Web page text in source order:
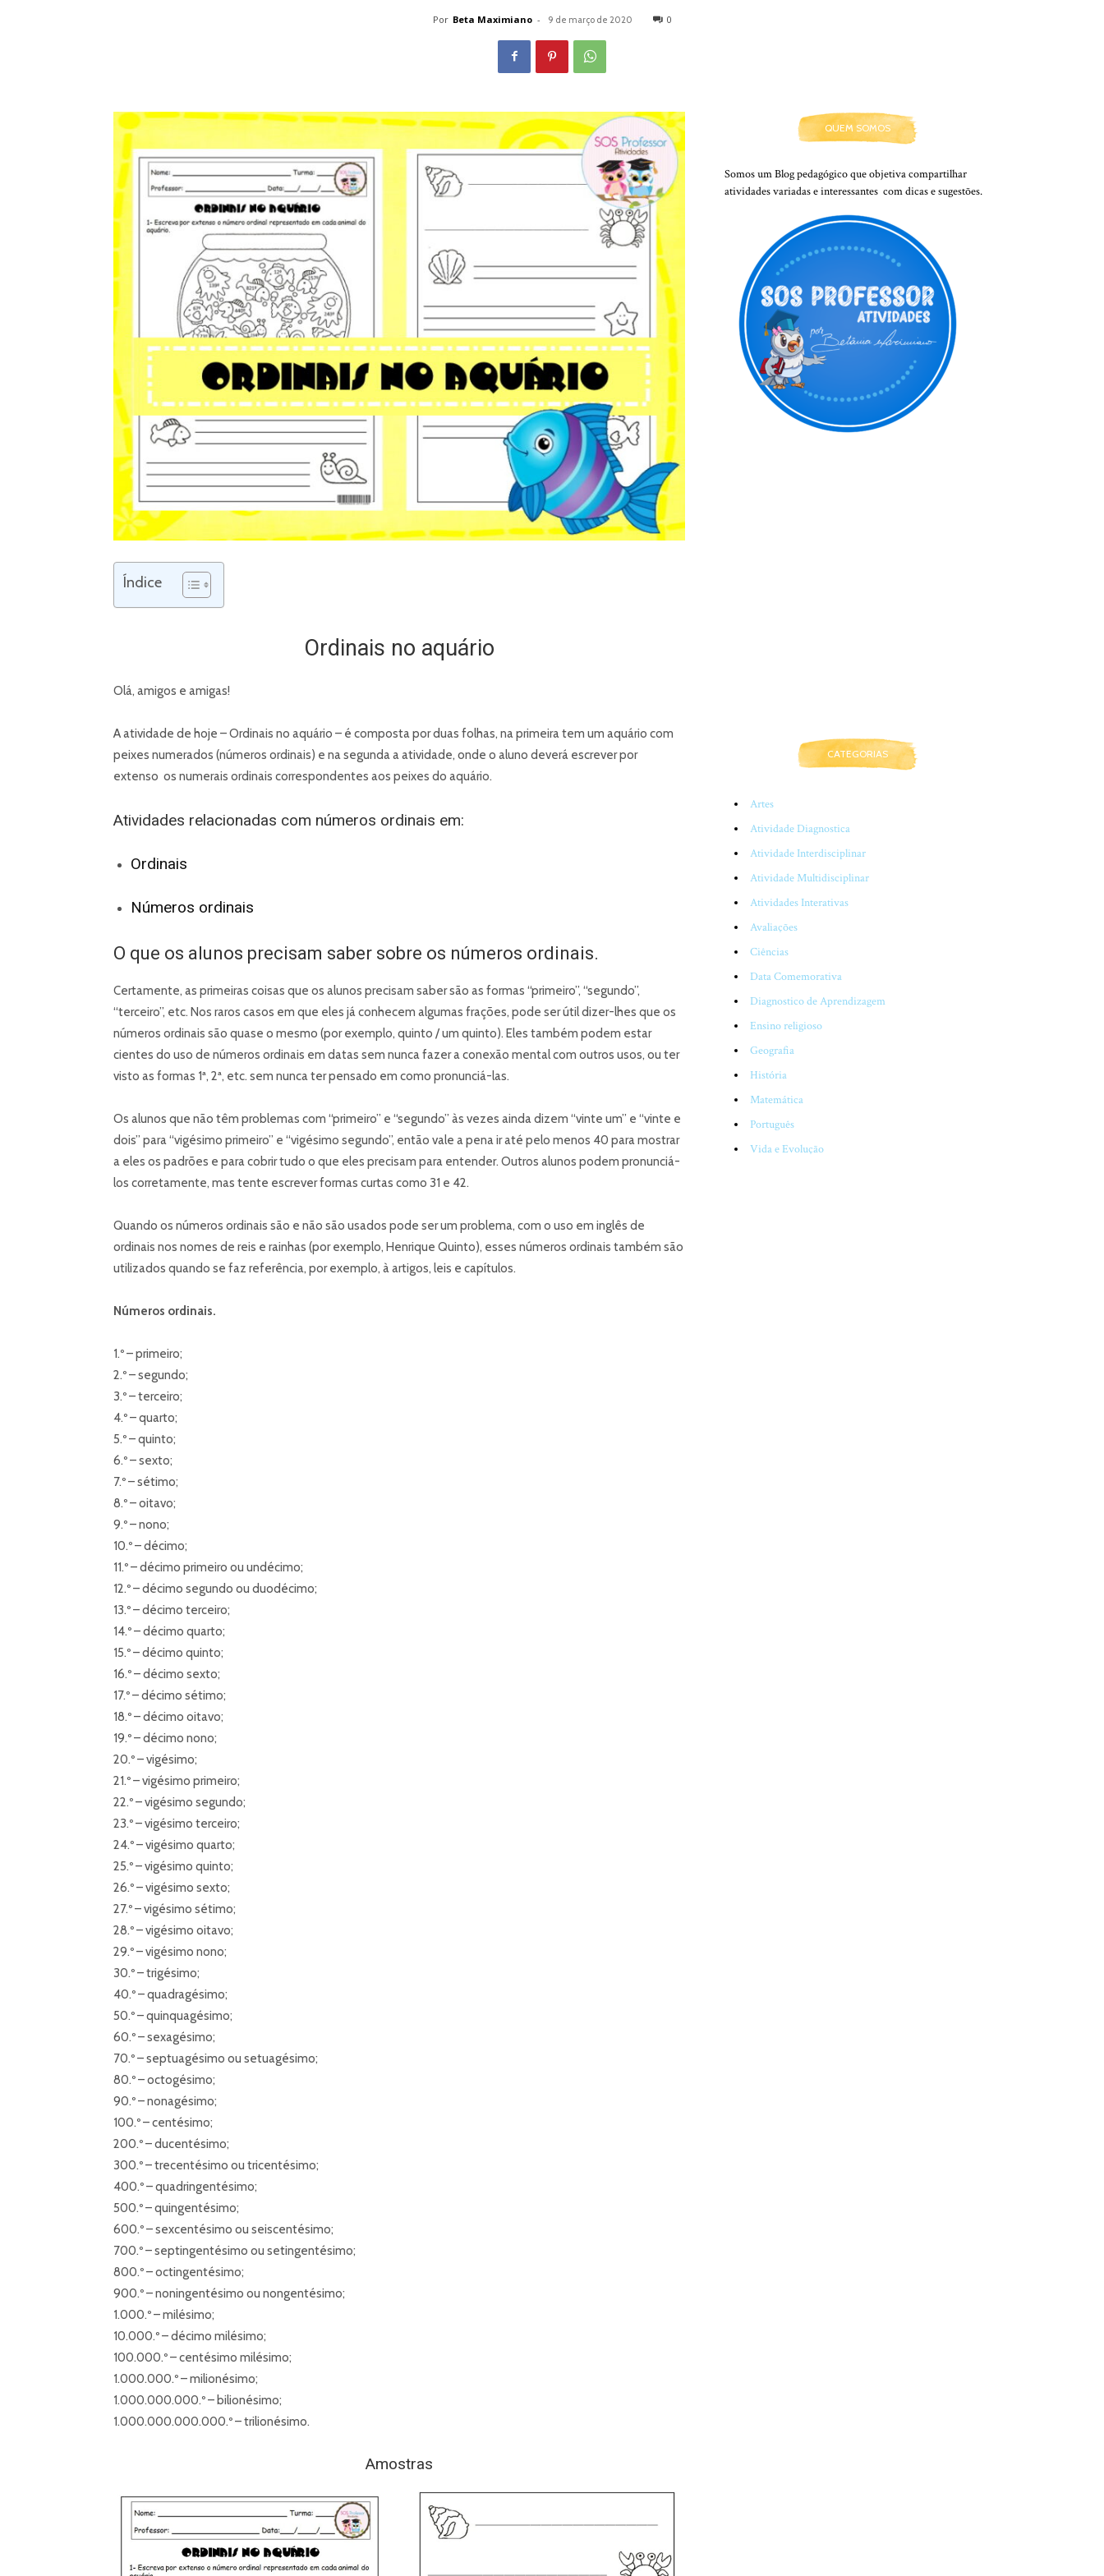
Por Beta Maximiano - 9 de março de 2020 0
Índice
Ordinais no aquário
Olá, amigos e amigas!
A atividade de hoje – Ordinais no aquário – é composta por duas folhas, na primeira tem um aquário com
peixes numerados (números ordinais) e na segunda a atividade, onde o aluno deverá escrever por
extenso os numerais ordinais correspondentes aos peixes do aquário.
Atividades relacionadas com números ordinais em:
Ordinais
Números ordinais
O que os alunos precisam saber sobre os números ordinais.
Certamente, as primeiras coisas que os alunos precisam saber são as formas “primeiro”, “segundo”,
“terceiro”, etc. Nos raros casos em que eles já conhecem algumas frações, pode ser útil dizer-lhes que os
números ordinais são quase o mesmo (por exemplo, quinto / um quinto). Eles também podem estar
cientes do uso de números ordinais em datas sem nunca fazer a conexão mental com outros usos, ou ter
visto as formas 1ª, 2ª, etc. sem nunca ter pensado em como pronunciá-las.
Os alunos que não têm problemas com “primeiro” e “segundo” às vezes ainda dizem “vinte um” e “vinte e
dois” para “vigésimo primeiro” e “vigésimo segundo”, então vale a pena ir até pelo menos 40 para mostrar
a eles os padrões e para cobrir tudo o que eles precisam para entender. Outros alunos podem pronunciá-
los corretamente, mas tente escrever formas curtas como 31 e 42.
Quando os números ordinais são e não são usados ​​pode ser um problema, com o uso em inglês de
ordinais nos nomes de reis e rainhas (por exemplo, Henrique Quinto), esses números ordinais também são
utilizados quando se faz referência, por exemplo, à artigos, leis e capítulos.
Números ordinais.
1.º – primeiro;
2.º – segundo;
3.º – terceiro;
4.º – quarto;
5.º – quinto;
6.º – sexto;
7.º – sétimo;
8.º – oitavo;
9.º – nono;
10.º – décimo;
11.º – décimo primeiro ou undécimo;
12.º – décimo segundo ou duodécimo;
13.º – décimo terceiro;
14.º – décimo quarto;
15.º – décimo quinto;
16.º – décimo sexto;
17.º – décimo sétimo;
18.º – décimo oitavo;
19.º – décimo nono;
20.º – vigésimo;
21.º – vigésimo primeiro;
22.º – vigésimo segundo;
23.º – vigésimo terceiro;
24.º – vigésimo quarto;
25.º – vigésimo quinto;
26.º – vigésimo sexto;
27.º – vigésimo sétimo;
28.º – vigésimo oitavo;
29.º – vigésimo nono;
30.º – trigésimo;
40.º – quadragésimo;
50.º – quinquagésimo;
60.º – sexagésimo;
70.º – septuagésimo ou setuagésimo;
80.º – octogésimo;
90.º – nonagésimo;
100.º – centésimo;
200.º – ducentésimo;
300.º – trecentésimo ou tricentésimo;
400.º – quadringentésimo;
500.º – quingentésimo;
600.º – sexcentésimo ou seiscentésimo;
700.º – septingentésimo ou setingentésimo;
800.º – octingentésimo;
900.º – noningentésimo ou nongentésimo;
1.000.º – milésimo;
10.000.º – décimo milésimo;
100.000.º – centésimo milésimo;
1.000.000.º – milionésimo;
1.000.000.000.º – bilionésimo;
1.000.000.000.000.º – trilionésimo.
Amostras
QUEM SOMOS
Somos um Blog pedagógico que objetiva compartilhar
atividades variadas e interessantes com dicas e sugestões.
CATEGORIAS
Artes
Atividade Diagnostica
Atividade Interdisciplinar
Atividade Multidisciplinar
Atividades Interativas
Avaliações
Ciências
Data Comemorativa
Diagnostico de Aprendizagem
Ensino religioso
Geografia
História
Matemática
Português
Vida e Evolução